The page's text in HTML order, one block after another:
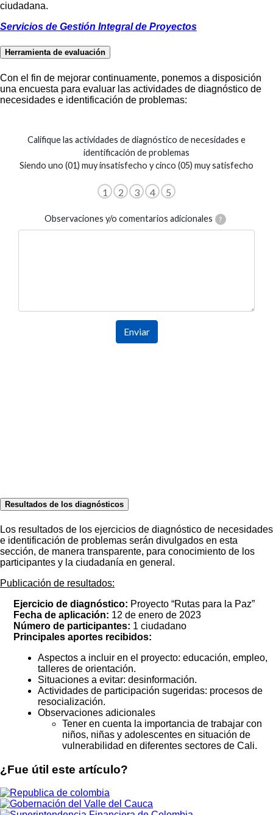
ciudadana.
Servicios de Gestión Integral de Proyectos
Herramienta de evaluación
Con el fin de mejorar continuamente, ponemos a disposición
una encuesta para evaluar las actividades de diagnóstico de
necesidades e identificación de problemas:
Resultados de los diagnósticos
Los resultados de los ejercicios de diagnóstico de necesidades
e identificación de problemas serán divulgados en esta
sección, de manera transparente, para conocimiento de los
participantes y la ciudadanía en general.
Publicación de resultados:
Ejercicio de diagnóstico: Proyecto “Rutas para la Paz”
Fecha de aplicación: 12 de enero de 2023
Número de participantes: 1 ciudadano
Principales aportes recibidos:
Aspectos a incluir en el proyecto: educación, empleo,
talleres de orientación.
Situaciones a evitar: desinformación.
Actividades de participación sugeridas: procesos de
resocialización.
Observaciones adicionales
Tener en cuenta la importancia de trabajar con
niños, niñas y adolescentes en situación de
vulnerabilidad en diferentes sectores de Cali.
¿Fue útil este artículo?